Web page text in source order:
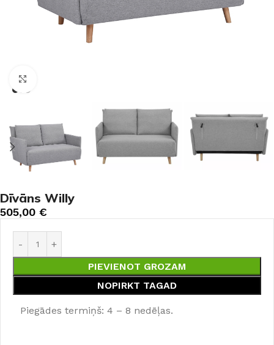
Dīvāns Willy
505,00 €
PIEVIENOT GROZAM
NOPIRKT TAGAD
Piegādes termiņš: 4 – 8 nedēļas.